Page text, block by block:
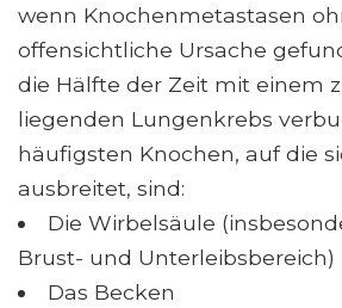
wenn Knochenmetastasen
offensichtliche Ursache
die Hälfte der Zeit mit einem
liegenden Lungenkrebs
häufigsten Knochen, auf die
ausbreitet, sind:
Die Wirbelsäule
Brust- und Unterleibsbereich)
Das Becken